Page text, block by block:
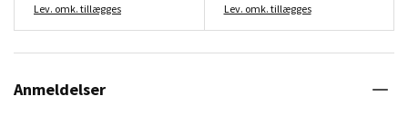
Lev. omk. tillægges Lev. omk. tillægges
Anmeldelser